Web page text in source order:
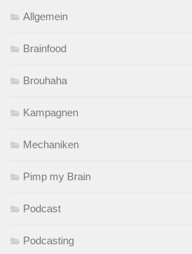
Allgemein
Brainfood
Brouhaha
Kampagnen
Mechaniken
Pimp my Brain
Podcast
Podcasting